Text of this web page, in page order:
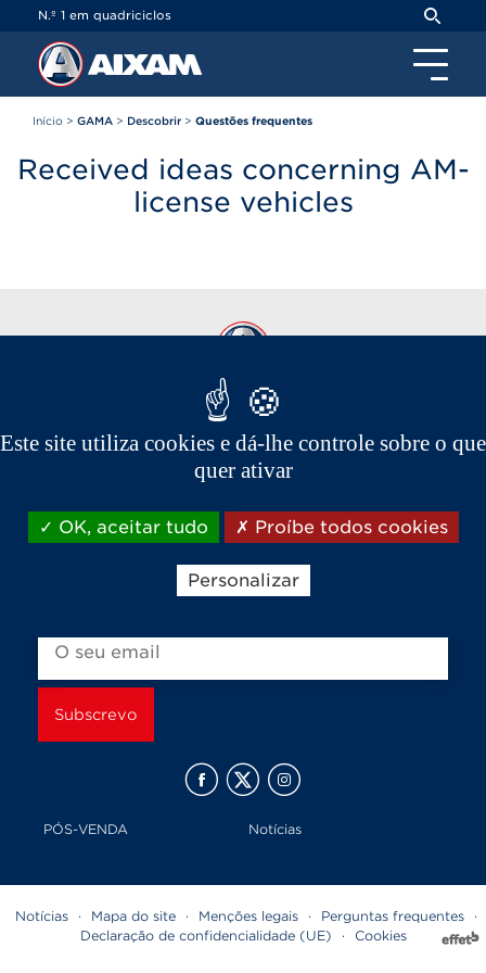
N.º 1 em quadriciclos
Início > GAMA > Descobrir > Questões frequentes
Received ideas concerning AM-
license vehicles
Marcas do grupo
PÓS-VENDA Notícias
Notícias · Mapa do site · Menções legais · Perguntas frequentes
·
Declaração de confidencialidade (UE)
· Cookies
Painel de Gerenciamento de Cookies
Este site utiliza cookies e dá-lhe controle sobre o que
quer ativar
OK, aceitar tudo Proíbe todos cookies
Personalizar